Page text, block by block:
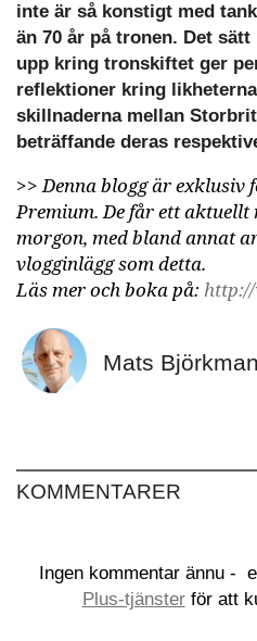
inte är så konstigt med
än 70 år på tronen. Det
upp kring tronskiftet ger
reflektioner kring
skillnaderna mellan
beträffande deras
>>Denna blogg är exklusiv
Premium. De får ett aktuellt
morgon, med bland annat
vlogginlägg som detta.
Läs mer och boka på:
Mats Björkman
KOMMENTARER
Ingen kommentar ännu -
Plus-tjänsterför att